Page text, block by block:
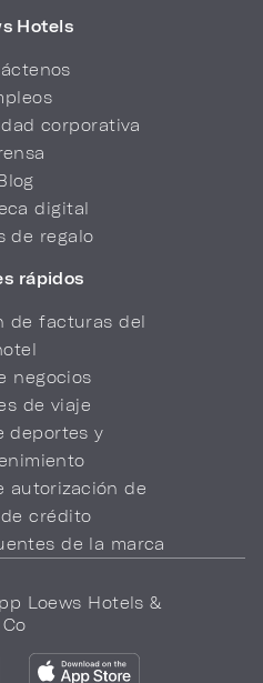
Hotels
corporativa
digital
de regalo
rápidos
de facturas del
negocios
de viaje
deportes y
autorización de
crédito
de la marca
Loews Hotels &
Co